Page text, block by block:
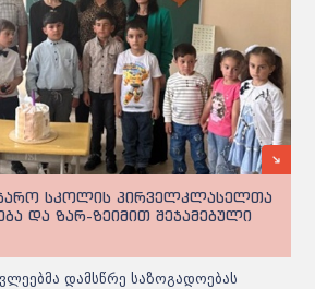
სკოლის პირველკლასელთა
და ზარ-ზეიმით შეჯამებული
დამსწრე საზოგადოებას